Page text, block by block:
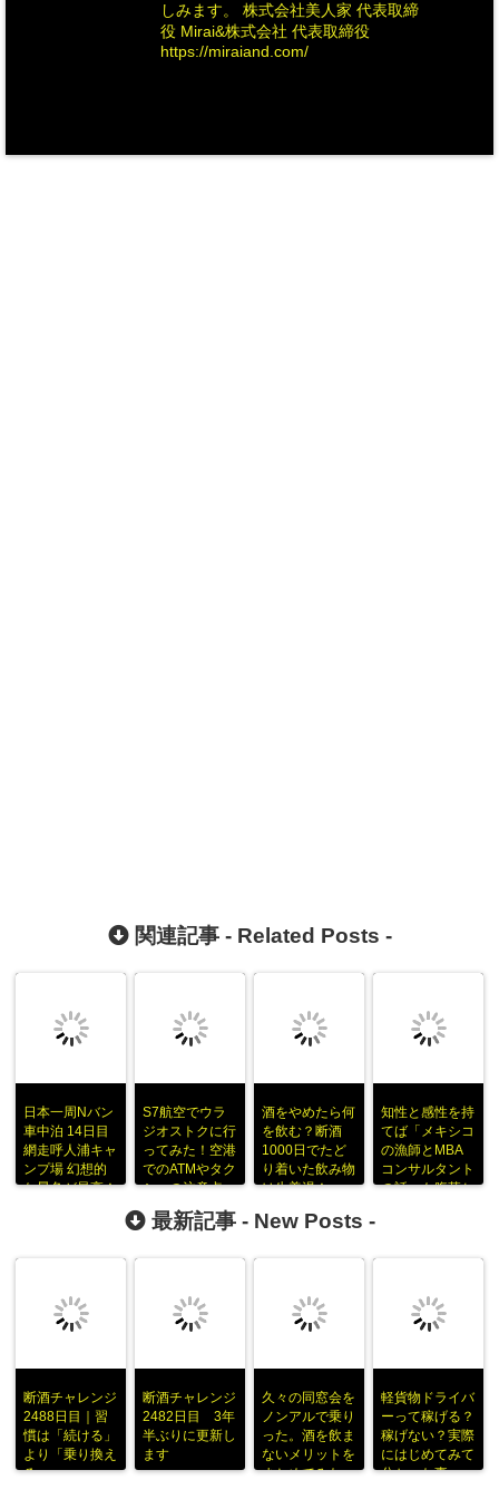
しみます。 株式会社美人家 代表取締
役 Mirai&株式会社 代表取締役
https://miraiand.com/
関連記事 - Related Posts -
日本一周Nバン
車中泊 14日目
網走呼人浦キャ
ンプ場 幻想的
な景色が最高！
S7航空でウラ
ジオストクに行
ってみた！空港
でのATMやタク
シーの注意点
酒をやめたら何
を飲む？断酒
1000日でたど
り着いた飲み物
は生姜湯！
知性と感性を持
てば「メキシコ
の漁師とMBA
コンサルタント
の話」も腹落ち
最新記事 - New Posts -
断酒チャレンジ
2488日目｜習
慣は「続ける」
より「乗り換え
る」
断酒チャレンジ
2482日目 3年
半ぶりに更新し
ます
久々の同窓会を
ノンアルで乗り
った。酒を飲ま
ないメリットを
まとめてみた
軽貨物ドライバ
ーって稼げる？
稼げない？実際
にはじめてみて
分かった事